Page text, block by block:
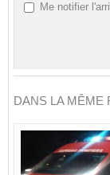
Me notifier
DANS LA MÊME